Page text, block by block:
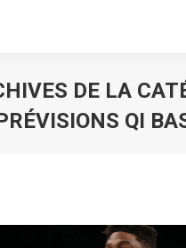
DE LA
QI